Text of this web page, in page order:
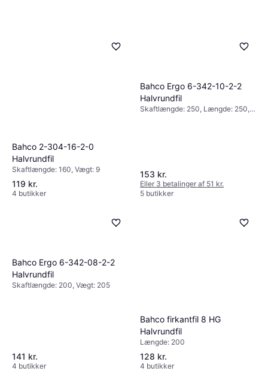
Bahco 2-304-16-2-0
Halvrundfil
Skaftlængde: 160, Vægt: 9
119 kr.
4 butikker
Bahco Ergo 6-342-10-2-2
Halvrundfil
Skaftlængde: 250, Længde: 250,
153 kr.
Eller 3 betalinger af 51 kr.
5 butikker
Bahco Ergo 6-342-08-2-2
Halvrundfil
Skaftlængde: 200, Vægt: 205
141 kr.
4 butikker
Bahco firkantfil 8 HG
Halvrundfil
Længde: 200
128 kr.
4 butikker